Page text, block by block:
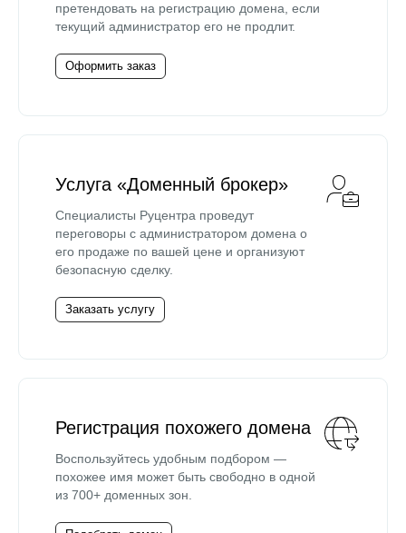
претендовать на регистрацию домена, если
текущий администратор его не продлит.
Оформить заказ
Услуга «Доменный брокер»
Специалисты Руцентра проведут
переговоры с администратором домена о
его продаже по вашей цене и организуют
безопасную сделку.
Заказать услугу
Регистрация похожего домена
Воспользуйтесь удобным подбором —
похожее имя может быть свободно в одной
из 700+ доменных зон.